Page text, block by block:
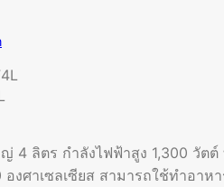
ลิตร กำลังไฟฟ้าสูง 1,300 วัตต์
งศาเซลเซียส สามารถใช้ทำอาห